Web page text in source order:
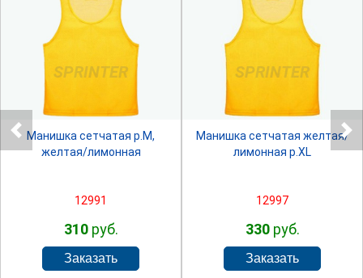
SPRINTER
Манишка сетчатая р.М,
желтая/лимонная
12991
310руб.
SPRINTER
Манишка сетчатая желтая/
лимонная р.XL
12997
330руб.